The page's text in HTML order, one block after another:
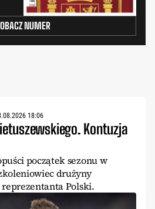
NUMER
18:06
Kontuzja
początek sezonu w
drużyny
Polski.